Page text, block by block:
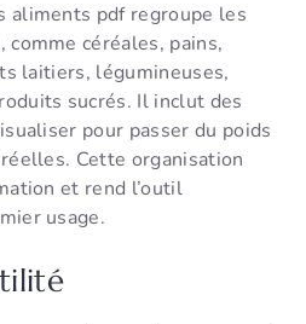
aliments pdf regroupe les
céréales, pains,
laitiers, légumineuses,
sucrés. Il inclut des
pour passer du poids
Cette organisation
et rend l’outil
usage.